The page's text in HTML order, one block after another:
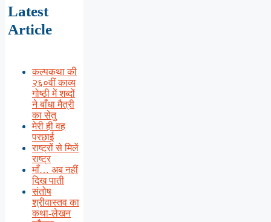
Latest
Article
कल्पकथा की
२६०वीं काव्य
गोष्ठी में शब्दों
ने बाँधा मैत्री
का सेतु
मेरी ही वह
परछाई
राष्ट्रों से मिलें
राष्ट्र
माँ… अब नहीं
दिख पाती
संतोष
श्रीवास्तव का
कथा-लेखन